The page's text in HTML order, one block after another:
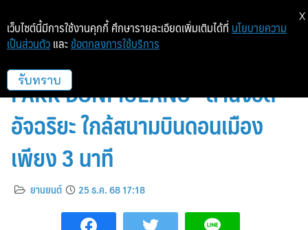
LIV-24 เผยโฉมธุรกิจใหม่ “LIV-
PARK DONMUEANG” ลานจอด
อัจฉริยะ ใกล้สนามบินดอนเมือง
เพียง 3 นาที
ยานยนต์ 25 ธ.ค. 68 17:18
เว็บไซต์นี้มีการใช้งานคุกกี้ ศึกษารายละเอียดเพิ่มเติมได้ที่ นโยบายความ
เป็นส่วนตัว และ ข้อตกลงการใช้บริการ
รับทราบ
X